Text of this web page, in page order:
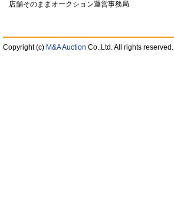
店舗そのままオークション運営事務局
Copyright (c) M&A Auction Co.,Ltd. All rights reserved.